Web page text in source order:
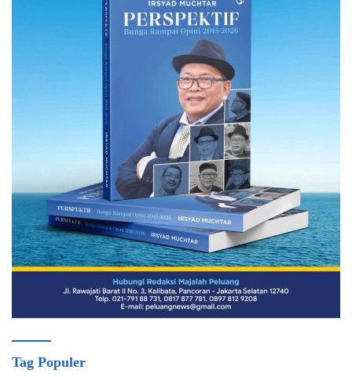
Tag Populer